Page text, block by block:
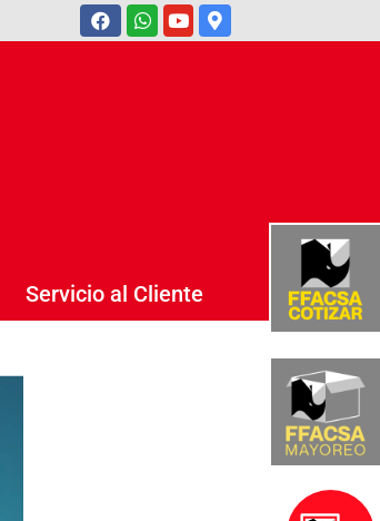
Servicio al Cliente